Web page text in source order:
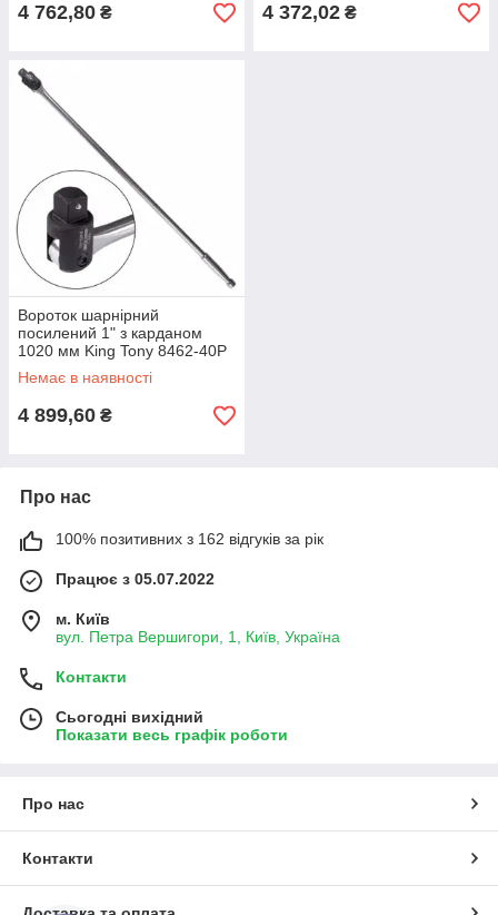
4 762,80 ₴ 4 372,02 ₴
Вороток шарнірний
посилений 1" з карданом
1020 мм King Tony 8462-40P
Немає в наявності
4 899,60 ₴
Про нас
100% позитивних з 162 відгуків за рік
Працює з 05.07.2022
м. Київ
вул. Петра Вершигори, 1, Київ, Україна
Контакти
Сьогодні вихідний
Показати весь графік роботи
Про нас
Контакти